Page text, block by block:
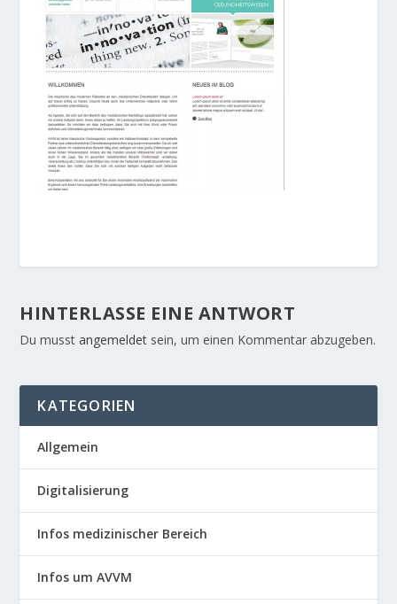
HINTERLASSE EINE ANTWORT
Du musstangemeldet sein, um einen Kommentar abzugeben.
KATEGORIEN
Allgemein
Digitalisierung
Infos medizinischer Bereich
Infos um AVVM